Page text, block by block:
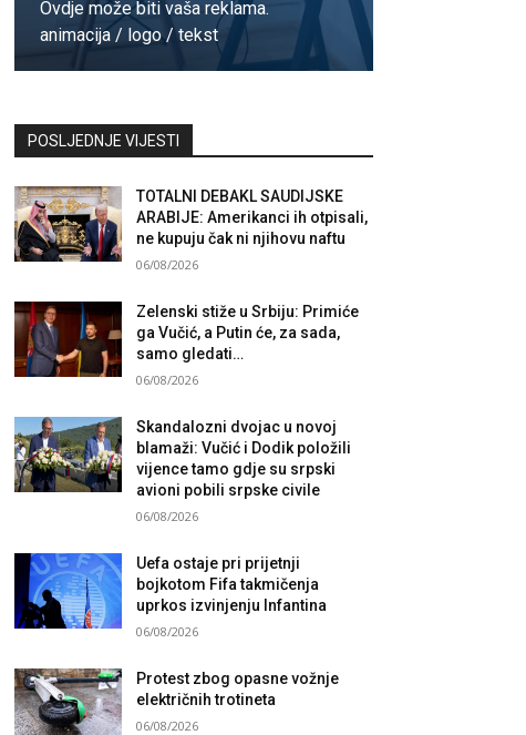
Ovdje može biti vaša reklama.
animacija / logo / tekst
POSLJEDNJE VIJESTI
TOTALNI DEBAKL SAUDIJSKE
ARABIJE: Amerikanci ih otpisali,
ne kupuju čak ni njihovu naftu
06/08/2026
Zelenski stiže u Srbiju: Primiće
ga Vučić, a Putin će, za sada,
samo gledati…
06/08/2026
Skandalozni dvojac u novoj
blamaži: Vučić i Dodik položili
vijence tamo gdje su srpski
avioni pobili srpske civile
06/08/2026
Uefa ostaje pri prijetnji
bojkotom Fifa takmičenja
uprkos izvinjenju Infantina
06/08/2026
Protest zbog opasne vožnje
električnih trotineta
06/08/2026